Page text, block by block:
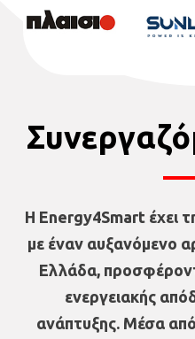
Η Energy4Smart έχει
με έναν αυξανόμενο
Ελλάδα,
ενεργειακής
ανάπτυξης. Μέσα